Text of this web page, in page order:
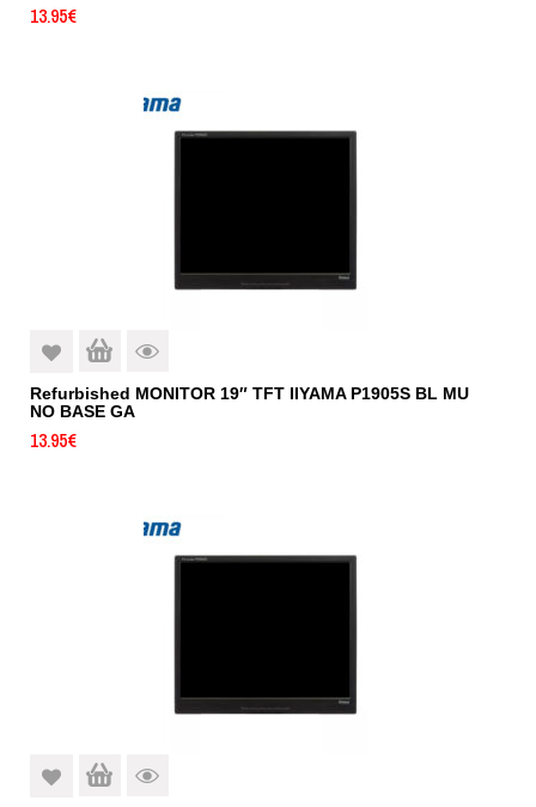
13.95€
Refurbished MONITOR 19″ TFT IIYAMA P1905S BL MU
NO BASE GA
13.95€